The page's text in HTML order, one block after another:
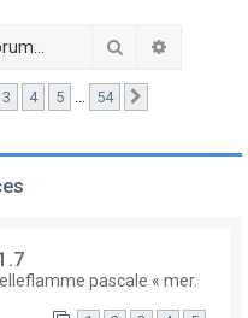
Rechercher
54
3 4 5 … 54
pascale « mer.